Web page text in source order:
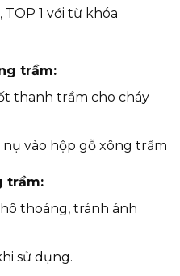
1 với từ khóa
trầm:
thanh trầm cho cháy
vào hộp gỗ xông trầm
trầm:
thoáng, tránh ánh
sử dụng.